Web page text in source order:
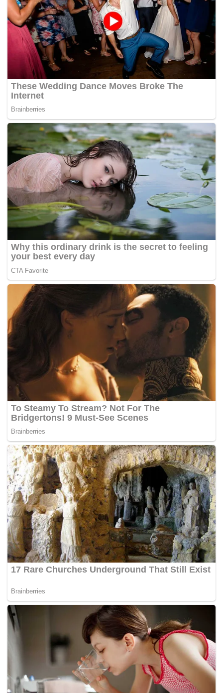
Penghakiman terus adalah kes diputuskan melalui
hujahan tanpa mendengar keterangan saksi pada
perbicaraan.
Pada 28 Februari lalu, mahkamah menolak permohonan
Najib bagi menangguhkan prosiding saman LHDN
terhadapnya untuk membayar cukai pendapatan berjumlah
RM1.69 bilion, sementara menunggu rayuannya
Hakim Ahmad ketika membuat keputusan itu mendapati
Najib selaku defendan gagal membuktikan wujud keadaan
khusus atau istimewa yang membolehkan mahkamah
menangguhkan prosiding berkenaan.
Pada 8 Ogos lalu, Najib, 67, memfailkan permohonan
untuk menangguhkan prosiding saman oleh LHDN, namun
LHDN dalam afidavit sokongannya berkata, Najib masih
perlu membayar jumlah RM1.69 bilion, walaupun beliau
memfailkan rayuan berhubung taksiran cukai itu.
Penolong Pengarah Unit Pemantauan LHDN,
Hisyamuddin Mohd Hassan, dalam afidavit sokongannya,
berkata mengikut Seksyen 103 Akta Cukai Pendapatan
1967, semua cukai yang ditaksir perlu dibayar pada hari
notis taksiran diserahkan, sama ada orang itu
mengemukakan rayuan atau sebaliknya berhubung
taksiran cukai.
Pada 25 Jun 2019, kerajaan menerusi LHDN, menyaman
Ahli Parlimen Pekan itu dan menuntut beliau membayar
RM1.69 bilion bagi cukai pendapatan yang belum dibayar,
kadar faedah lima peratus setahun dari tarikh
penghakiman, kos dan relief lain yang difikirkan sesuai
oleh mahkamah.
Tags: cukai pendapatan kes saman LHDN
Najib Tun Razak